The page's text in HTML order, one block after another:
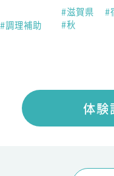
#調理補助
#滋賀県 #
#秋
体験